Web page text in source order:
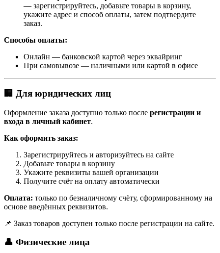
— зарегистрируйтесь, добавьте товары в корзину,
укажите адрес и способ оплаты, затем подтвердите
заказ.
Способы оплаты:
Онлайн — банковской картой через эквайринг
При самовывозе — наличными или картой в офисе
🏢 Для юридических лиц
Оформление заказа доступно только после регистрации и
входа в личный кабинет.
Как оформить заказ:
Зарегистрируйтесь и авторизуйтесь на сайте
Добавьте товары в корзину
Укажите реквизиты вашей организации
Получите счёт на оплату автоматически
Оплата: только по безналичному счёту, сформированному на
основе введённых реквизитов.
📌 Заказ товаров доступен только после регистрации на сайте.
👤 Физические лица